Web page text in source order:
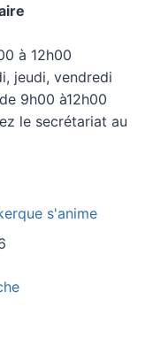
à 12h00
jeudi, vendredi
9h00 à12h00
le secrétariat au
s'anime